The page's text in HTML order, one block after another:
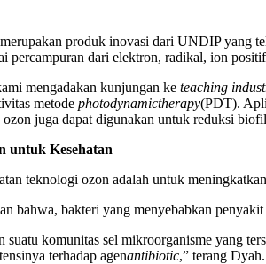
produk inovasi dari UNDIP yang
percampuran dari elektron, radikal, ion
mengadakan kunjungan ke teaching
metode photodynamictherapy(PDT).
juga dapat digunakan untuk reduksi
untuk Kesehatan
teknologi ozon adalah untuk
bahwa, bakteri yang menyebabkan
suatu komunitas sel mikroorganisme yang
terhadap agenantibiotic,” terang Dyah.